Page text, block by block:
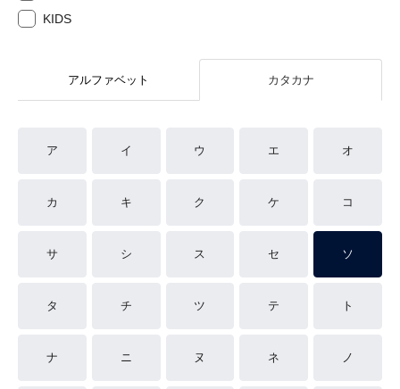
KIDS
アルファベット カタカナ
ア イ ウ エ オ
カ キ ク ケ コ
サ シ ス セ ソ
タ チ ツ テ ト
ナ ニ ヌ ネ ノ